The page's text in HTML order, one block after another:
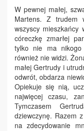
W pewnej małej,
Martens. Z trudem
wszyscy
córeczkę zmarłej
tylko nie ma
również nie widzi.
małej Gertrudy i
odwrót, obdarza
Opiekuje się nią,
najwięcej czasu,
Tymczasem
dziewczynę. Razem
na zdecydowanie